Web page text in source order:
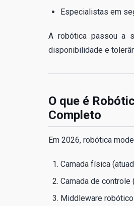
Especialistas em
A robótica passou a
disponibilidade e
O que é
Completo
Em 2026, robótica
Camada física
Camada de
Middleware